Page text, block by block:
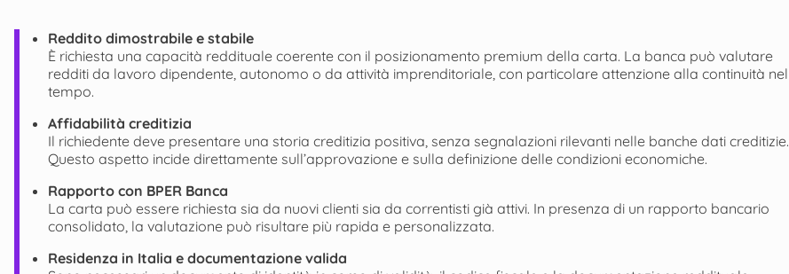
Reddito dimostrabile e stabile
È richiesta una capacità reddituale coerente con il posizionamento premium della carta. La banca può valutare
redditi da lavoro dipendente, autonomo o da attività imprenditoriale, con particolare attenzione alla continuità nel
tempo.
Affidabilità creditizia
Il richiedente deve presentare una storia creditizia positiva, senza segnalazioni rilevanti nelle banche dati creditizie.
Questo aspetto incide direttamente sull’approvazione e sulla definizione delle condizioni economiche.
Rapporto con BPER Banca
La carta può essere richiesta sia da nuovi clienti sia da correntisti già attivi. In presenza di un rapporto bancario
consolidato, la valutazione può risultare più rapida e personalizzata.
Residenza in Italia e documentazione valida